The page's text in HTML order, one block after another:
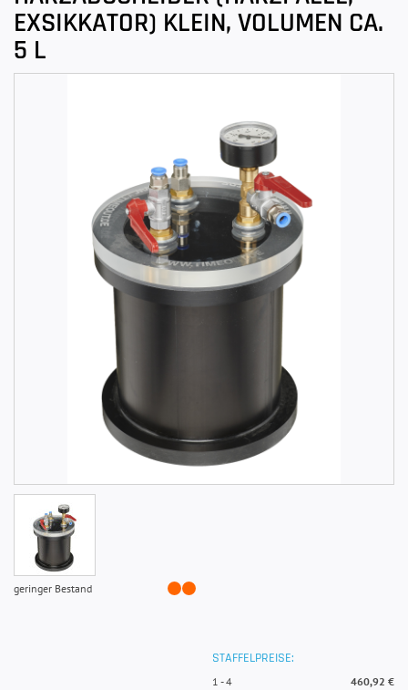
EXSIKKATOR) KLEIN, VOLUMEN CA.
5 L
geringer Bestand
STAFFELPREISE:
1 -4
460,92 €